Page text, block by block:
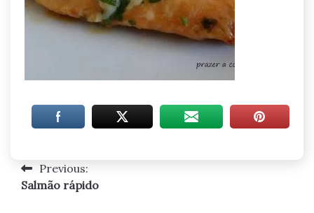
Navegação
Previous:
Salmão rápido